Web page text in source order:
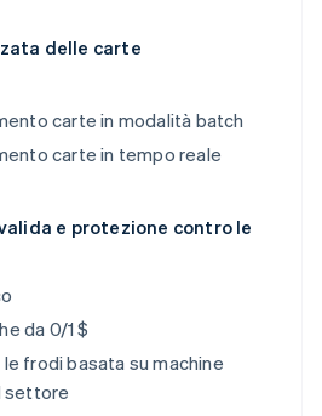
delle carte
carte in modalità batch
carte in tempo reale
e protezione contro le
da 0/1 $
frodi basata su machine
settore